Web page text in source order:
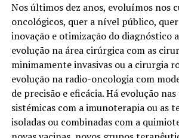
Nos últimos dez anos, evoluímos nos
oncológicos, quer a nível público,
inovação e otimização do diagnóstico
evolução na área cirúrgica com as
minimamente invasivas ou a cirurgia
evolução na radio-oncologia com
de precisão e eficácia. Há evolução
sistémicas com a imunoterapia ou as
isoladas ou combinadas com a